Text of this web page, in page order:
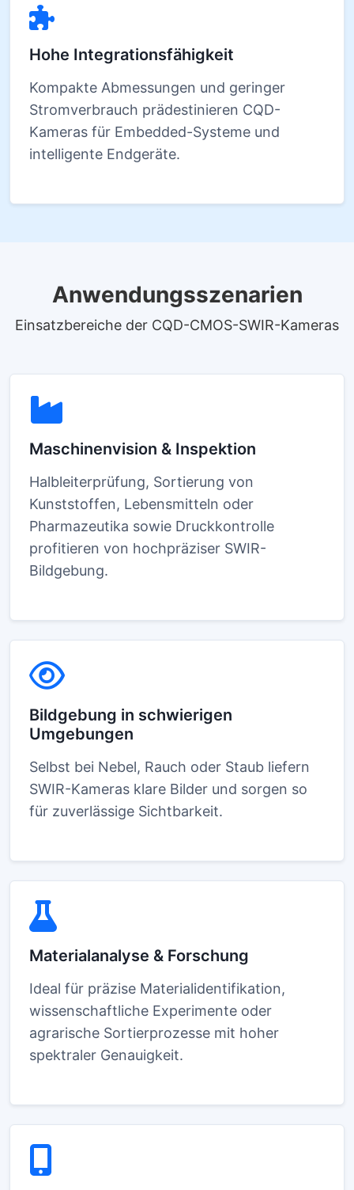
Hohe Integrationsfähigkeit
Kompakte Abmessungen und geringer
Stromverbrauch prädestinieren CQD-
Kameras für Embedded-Systeme und
intelligente Endgeräte.
Anwendungsszenarien
Einsatzbereiche der CQD-CMOS-SWIR-Kameras
Maschinenvision & Inspektion
Halbleiterprüfung, Sortierung von
Kunststoffen, Lebensmitteln oder
Pharmazeutika sowie Druckkontrolle
profitieren von hochpräziser SWIR-
Bildgebung.
Bildgebung in schwierigen
Umgebungen
Selbst bei Nebel, Rauch oder Staub liefern
SWIR-Kameras klare Bilder und sorgen so
für zuverlässige Sichtbarkeit.
Materialanalyse & Forschung
Ideal für präzise Materialidentifikation,
wissenschaftliche Experimente oder
agrarische Sortierprozesse mit hoher
spektraler Genauigkeit.